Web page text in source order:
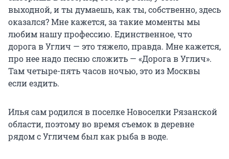
выходной, и ты думаешь, как ты, собственно, здесь
оказался? Мне кажется, за такие моменты мы
любим нашу профессию. Единственное, что
дорога в Углич — это тяжело, правда. Мне кажется,
про нее надо песню сложить — «Дорога в Углич».
Там четыре-пять часов ночью, это из Москвы
если ездить.
Илья сам родился в поселке Новоселки Рязанской
области, поэтому во время съемок в деревне
рядом с Угличем был как рыба в воде.